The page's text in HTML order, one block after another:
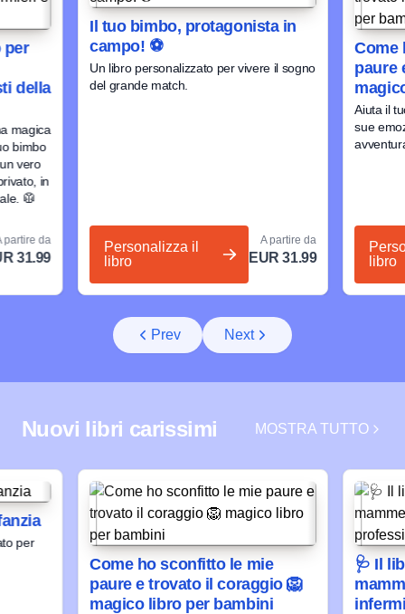
Il tuo bimbo, protagonista in
campo! ⚽
Un libro personalizzato per vivere il sogno
del grande match.
Personalizza il
libro
A partire da
EUR 31.99
Come
paure
Aiuta il
sue
libro
per
della
magica
bimbo
vero
in
🥼
partire da
31.99
Prev Next
Nuovi libri carissimi MOSTRA TUTTO
Come ho sconfitto le mie
paure e trovato il coraggio 🦁
magico libro per bambini
🩺 Il
per